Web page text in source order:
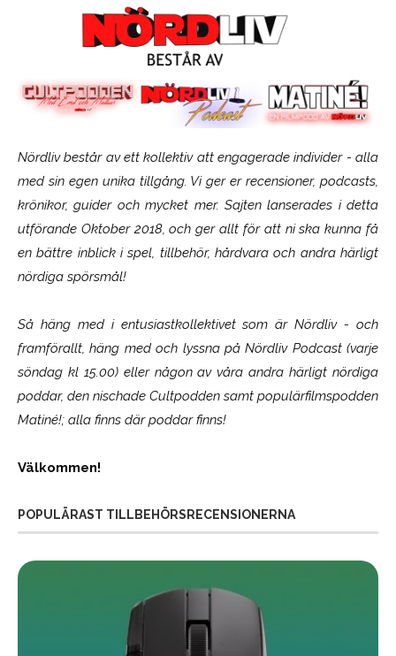
Nördliv består av ett kollektiv att engagerade individer - alla
med sin egen unika tillgång. Vi ger er recensioner, podcasts,
krönikor, guider och mycket mer. Sajten lanserades i detta
utförande Oktober 2018, och ger allt för att ni ska kunna få
en bättre inblick i spel, tillbehör, hårdvara och andra härligt
nördiga spörsmål!
Så häng med i entusiastkollektivet som ärNördliv- och
framförallt, häng med och lyssna på Nördliv Podcast (varje
söndag kl 15.00) eller någon av våra andra härligt nördiga
poddar, den nischade Cultpodden samt populärfilmspodden
Matiné!; alla finns där poddar finns!
Välkommen!
POPULÄRAST TILLBEHÖRSRECENSIONERNA